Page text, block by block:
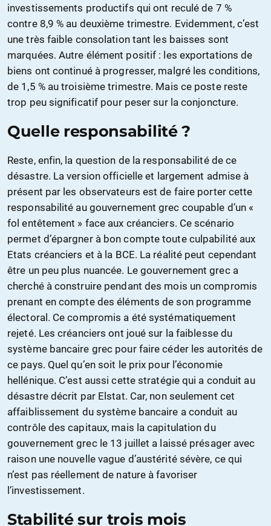
investissements productifs qui ont reculé de 7 %
contre 8,9 % au deuxième trimestre. Evidemment, c’est
une très faible consolation tant les baisses sont
marquées. Autre élément positif : les exportations de
biens ont continué à progresser, malgré les conditions,
de 1,5 % au troisième trimestre. Mais ce poste reste
trop peu significatif pour peser sur la conjoncture.
Quelle responsabilité ?
Reste, enfin, la question de la responsabilité de ce
désastre. La version officielle et largement admise à
présent par les observateurs est de faire porter cette
responsabilité au gouvernement grec coupable d’un «
fol entêtement » face aux créanciers. Ce scénario
permet d’épargner à bon compte toute culpabilité aux
Etats créanciers et à la BCE. La réalité peut cependant
être un peu plus nuancée. Le gouvernement grec a
cherché à construire pendant des mois un compromis
prenant en compte des éléments de son programme
électoral. Ce compromis a été systématiquement
rejeté. Les créanciers ont joué sur la faiblesse du
système bancaire grec pour faire céder les autorités de
ce pays. Quel qu’en soit le prix pour l’économie
hellénique. C’est aussi cette stratégie qui a conduit au
désastre décrit par Elstat. Car, non seulement cet
affaiblissement du système bancaire a conduit au
contrôle des capitaux, mais la capitulation du
gouvernement grec le 13 juillet a laissé présager avec
raison une nouvelle vague d’austérité sévère, ce qui
n’est pas réellement de nature à favoriser
l’investissement.
Stabilité sur trois mois